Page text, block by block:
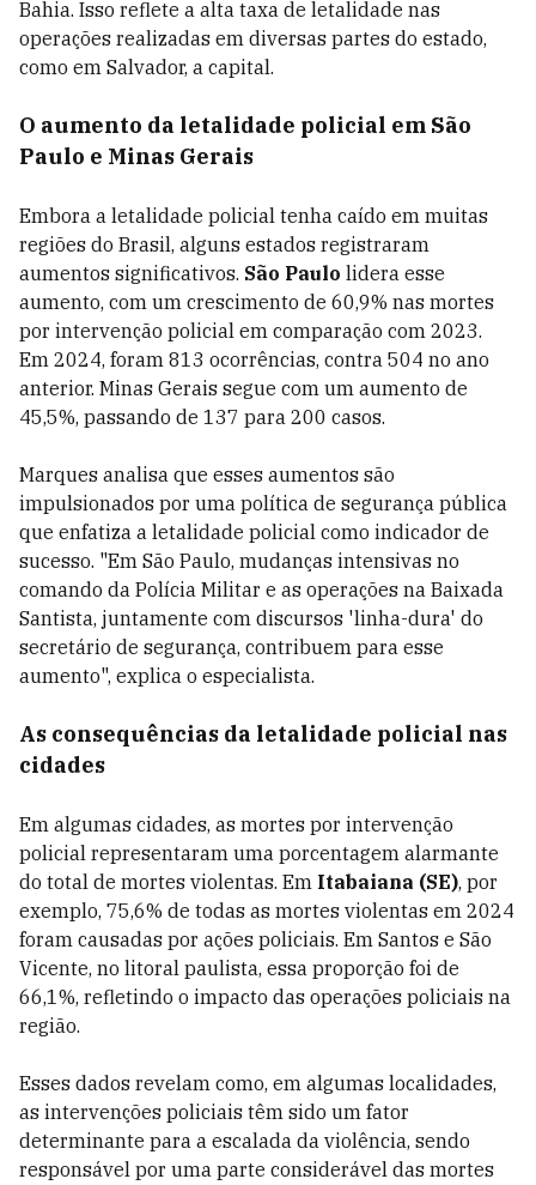
Bahia. Isso reflete a alta taxa de letalidade nas
operações realizadas em diversas partes do estado,
como em Salvador, a capital.
O aumento da letalidade policial em São
Paulo e Minas Gerais
Embora a letalidade policial tenha caído em muitas
regiões do Brasil, alguns estados registraram
aumentos significativos. São Paulo lidera esse
aumento, com um crescimento de 60,9% nas mortes
por intervenção policial em comparação com 2023.
Em 2024, foram 813 ocorrências, contra 504 no ano
anterior. Minas Gerais segue com um aumento de
45,5%, passando de 137 para 200 casos.
Marques analisa que esses aumentos são
impulsionados por uma política de segurança pública
que enfatiza a letalidade policial como indicador de
sucesso. "Em São Paulo, mudanças intensivas no
comando da Polícia Militar e as operações na Baixada
Santista, juntamente com discursos 'linha-dura' do
secretário de segurança, contribuem para esse
aumento", explica o especialista.
As consequências da letalidade policial nas
cidades
Em algumas cidades, as mortes por intervenção
policial representaram uma porcentagem alarmante
do total de mortes violentas. Em Itabaiana (SE), por
exemplo, 75,6% de todas as mortes violentas em 2024
foram causadas por ações policiais. Em Santos e São
Vicente, no litoral paulista, essa proporção foi de
66,1%, refletindo o impacto das operações policiais na
região.
Esses dados revelam como, em algumas localidades,
as intervenções policiais têm sido um fator
determinante para a escalada da violência, sendo
responsável por uma parte considerável das mortes